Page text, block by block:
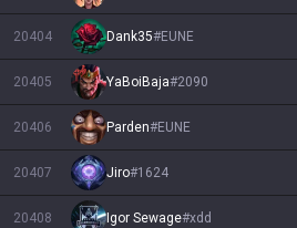
20404 Dank35#EUNE
20405 YaBoiBaja#2090
20406 Parden#EUNE
20407 Jiro#1624
20408 Igor Sewage#xdd